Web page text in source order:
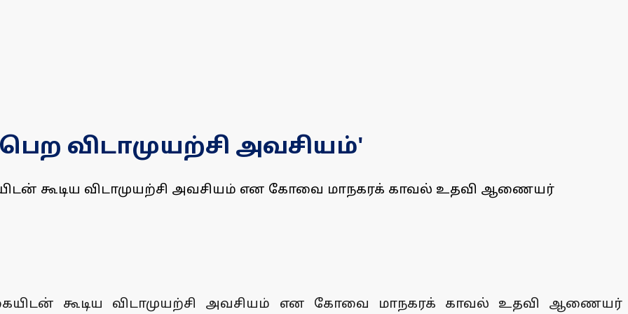
விடாமுயற்சி அவசியம்'
கூடிய விடாமுயற்சி அவசியம் என கோவை மாநகரக் காவல் உதவி ஆணையர்
கூடிய விடாமுயற்சி அவசியம் என கோவை மாநகரக் காவல் உதவி ஆணையர்